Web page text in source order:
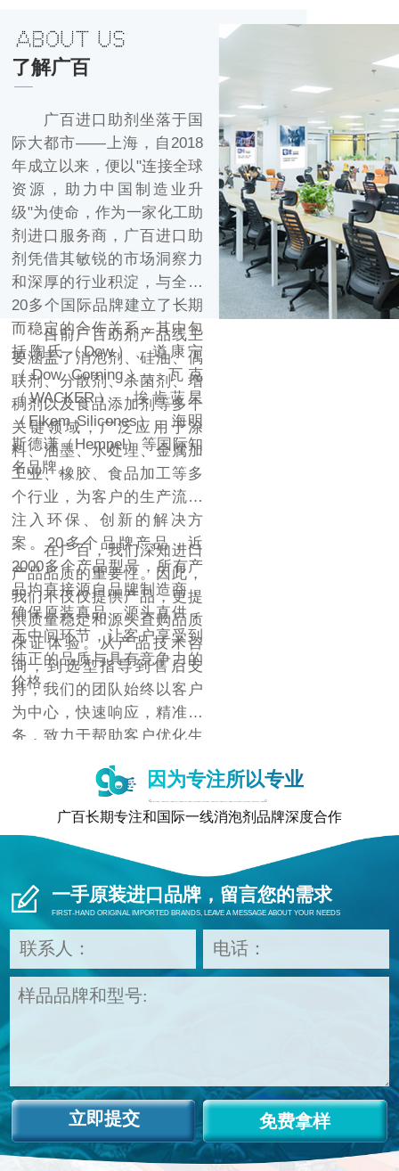
了解广百
广百进口助剂坐落于国
际大都市——上海，自2018
年成立以来，便以"连接全球
资源，助力中国制造业升
级"为使命，作为一家化工助
剂进口服务商，广百进口助
剂凭借其敏锐的市场洞察力
和深厚的行业积淀，与全球
20多个国际品牌建立了长期
而稳定的合作关系，其中包
括陶氏（Dow）、道康宁
（Dow Corning）、瓦克
（WACKER）、埃肯蓝星
（Elkem Silicones）、海明
斯德谦（Hempel）等国际知
名品牌。
目前广百助剂产品线主
要涵盖了消泡剂、硅油、偶
联剂、分散剂、杀菌剂、增
稠剂以及食品添加剂等多个
关键领域，广泛应用于涂
料、油墨、水处理、金属加
工业、橡胶、食品加工等多
个行业，为客户的生产流程
注入环保、创新的解决方
案。20多个品牌产品，近
2000多个产品型号，所有产
品均直接源自品牌制造商，
确保原装真品，源头直供，
无中间环节，让客户享受到
纯正的品质与具有竞争力的
价格。
在广百，我们深知进口
产品品质的重要性。因此，
我们不仅仅提供产品，更提
供质量稳定和源头直购品质
保证体验。从产品技术咨
询，到选型指导到售后支
持，我们的团队始终以客户
为中心，快速响应，精准服
务，致力于帮助客户优化生
低成本，增强市场竞争力。因为专注所以专业
广百长期专注和国际一线消泡剂品牌深度合作
一手原装进口品牌，留言您的需求
FIRST-HAND ORIGINAL IMPORTED BRANDS, LEAVE A MESSAGE ABOUT YOUR NEEDS
免费拿样